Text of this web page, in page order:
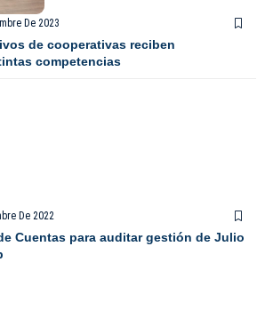
De 2023
de cooperativas reciben
competencias
De 2022
Cuentas para auditar gestión de Julio